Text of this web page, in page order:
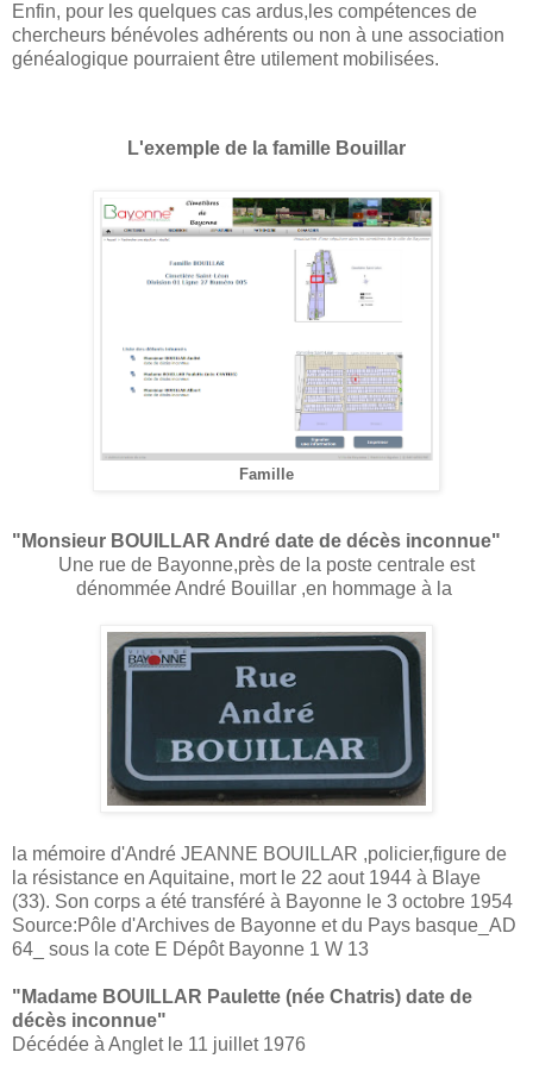
Enfin, pour les quelques cas ardus,les compétences de
chercheurs bénévoles adhérents ou non à une association
généalogique pourraient être utilement mobilisées.
L'exemple de la famille Bouillar
Famille
"Monsieur BOUILLAR André date de décès inconnue"
Une rue de Bayonne,près de la poste centrale est
dénommée André Bouillar ,en hommage à la
la mémoire d'André JEANNE BOUILLAR ,policier,figure de
la résistance en Aquitaine, mort le 22 aout 1944 à Blaye
(33). Son corps a été transféré à Bayonne le 3 octobre 1954
Source:Pôle d'Archives de Bayonne et du Pays basque_AD
64_ sous la cote E Dépôt Bayonne 1 W 13
"Madame BOUILLAR Paulette (née Chatris) date de
décès inconnue"
Décédée à Anglet le 11 juillet 1976